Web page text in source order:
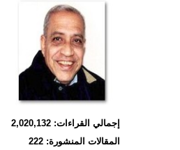
إجمالي القراءات: 2,020,132
المقالات المنشورة: 222